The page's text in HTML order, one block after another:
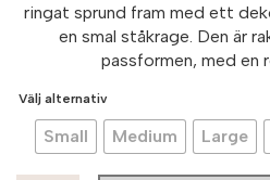
ringat sprund fram med ett
en smal ståkrage. Den är
passformen, med en
Välj alternativ
Small Medium Large